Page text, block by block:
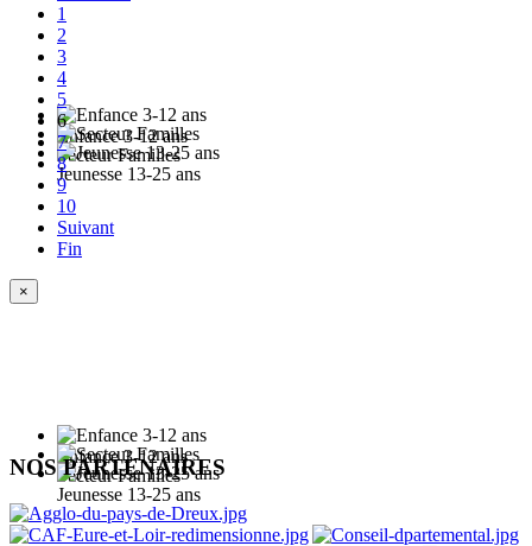
Enfance 3-12 ans
Enfance 3-12 ans
Secteur Familles
Secteur Familles
Jeunesse 13-25 ans
Jeunesse 13-25 ans
1
2
3
4
5
6
7
8
9
10
Suivant
Fin
×
NOS PARTENAIRES